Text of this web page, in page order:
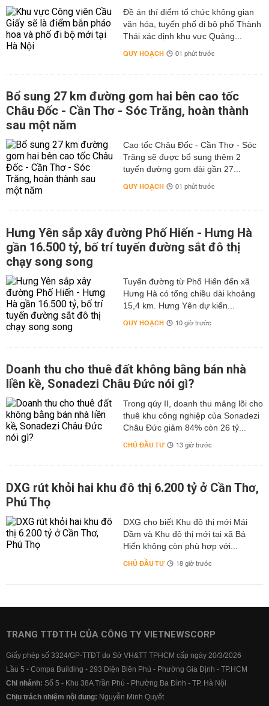
Đề án thí điểm tổ chức không gian
văn hóa, tuyến phố đi bộ phố Thành
Thái xác định khu vực Quảng...
QUY HOẠCH 01 phút trước
Bổ sung 27 km đường gom hai bên cao tốc
Châu Đốc - Cần Thơ - Sóc Trăng, hoàn thành
sau một năm
Cao tốc Châu Đốc - Cần Thơ - Sóc
Trăng sẽ được bổ sung thêm 2
tuyến đường gom dài gần 27...
QUY HOẠCH 01 phút trước
Hưng Yên sắp xây đường Phố Hiến - Hưng Hà
gần 16.500 tỷ, bố trí tuyến đường sắt đô thị
chạy song song
Tuyến đường từ Phố Hiến đến xã
Hưng Hà có tổng chiều dài khoảng
15,4 km. Hưng Yên dự kiến...
QUY HOẠCH 10 giờ trước
Doanh thu cho thuê đất không bằng bán nhà
liền kề, Sonadezi Châu Đức nói gì?
Trong qúy II, doanh thu mảng lõi cho
thuê khu công nghiệp của Sonadezi
Châu Đức giảm 84% còn 26 tỷ...
CHỦ ĐẦU TƯ 13 giờ trước
DXG rút khỏi hai khu đô thị 6.200 tỷ ở Cần Thơ,
Phú Thọ
DXG cho biết Khu đô thị mới Mái
Dầm và Khu đô thị mới tại xã Bá
Hiến không còn phù hợp với...
CHỦ ĐẦU TƯ 18 giờ trước
TRANG TTĐTTH CỦA CÔNG TY VIETNEWSCORP
Giấy phép số 3324/GP-TTĐT do Sở VH&TT TPHCM cấp ngày 20/3/2026
Lầu 5 - Compa Building - 293 Điện Biên Phủ - Phường Gia Định - TP.HCM
Chi nhánh: Số 5 - Khu 38A Trần Phú - Phường Ba Đình - TP. Hà Nội
Chịu trách nhiệm nội dung: Nguyễn Minh Quyết